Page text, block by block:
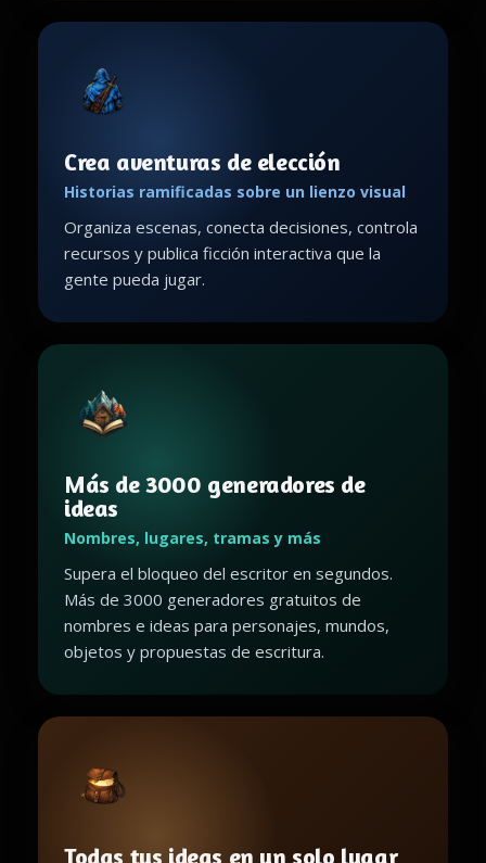
Crea aventuras de elección
Historias ramificadas sobre un lienzo visual
Organiza escenas, conecta decisiones, controla
recursos y publica ficción interactiva que la
gente pueda jugar.
Más de 3000 generadores de
ideas
Nombres, lugares, tramas y más
Supera el bloqueo del escritor en segundos.
Más de 3000 generadores gratuitos de
nombres e ideas para personajes, mundos,
objetos y propuestas de escritura.
Todas tus ideas en un solo lugar